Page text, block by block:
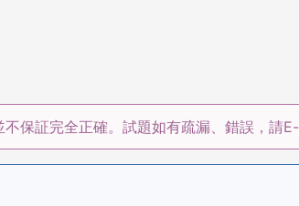
保証完全正確。試題如有疏漏、錯誤，請